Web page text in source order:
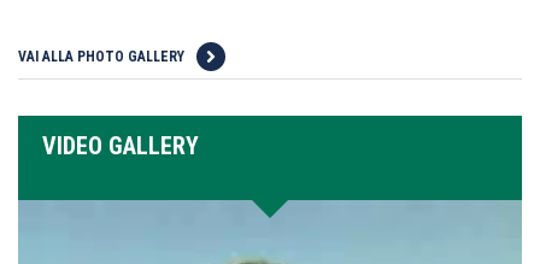
VAI ALLA PHOTO GALLERY
VIDEO GALLERY